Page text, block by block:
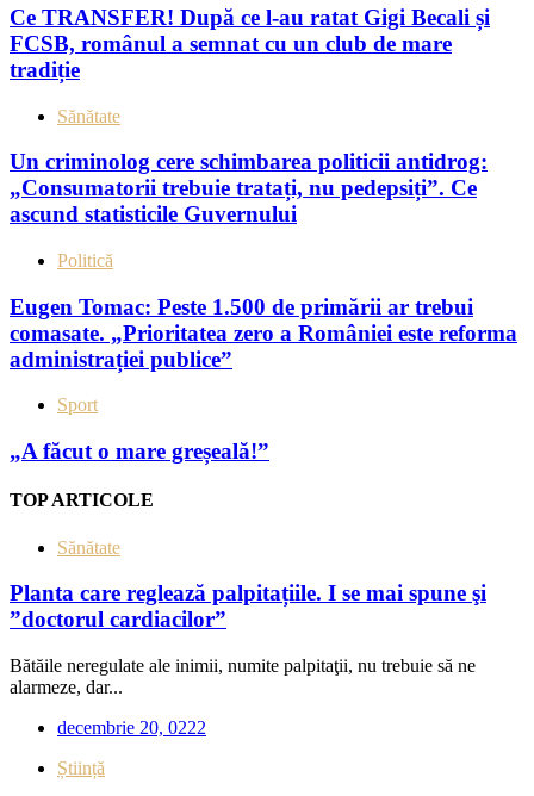
Ce TRANSFER! După ce l-au ratat Gigi Becali și
FCSB, românul a semnat cu un club de mare
tradiție
Sănătate
Un criminolog cere schimbarea politicii antidrog:
„Consumatorii trebuie tratați, nu pedepsiți”. Ce
ascund statisticile Guvernului
Politică
Eugen Tomac: Peste 1.500 de primării ar trebui
comasate. „Prioritatea zero a României este reforma
administrației publice”
Sport
„A făcut o mare greșeală!”
TOP ARTICOLE
Sănătate
Planta care reglează palpitațiile. I se mai spune şi
”doctorul cardiacilor”
Bătăile neregulate ale inimii, numite palpitaţii, nu trebuie să ne
alarmeze, dar...
decembrie 20, 0222
Știință